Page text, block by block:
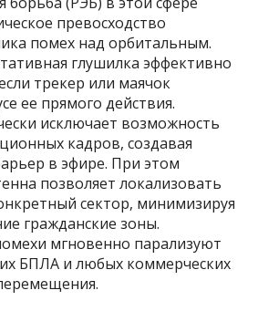
превосходство
помех над орбитальным.
глушилка эффективно
трекер или маячок
ее прямого действия.
исключает возможность
кадров, создавая
в эфире. При этом
позволяет локализовать
сектор, минимизируя
гражданские зоны.
мгновенно парализуют
БПЛА и любых коммерческих